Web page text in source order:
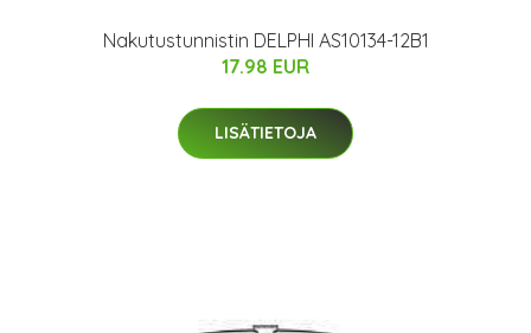
Nakutustunnistin DELPHI AS10134-12B1
17.98 EUR
LISÄTIETOJA